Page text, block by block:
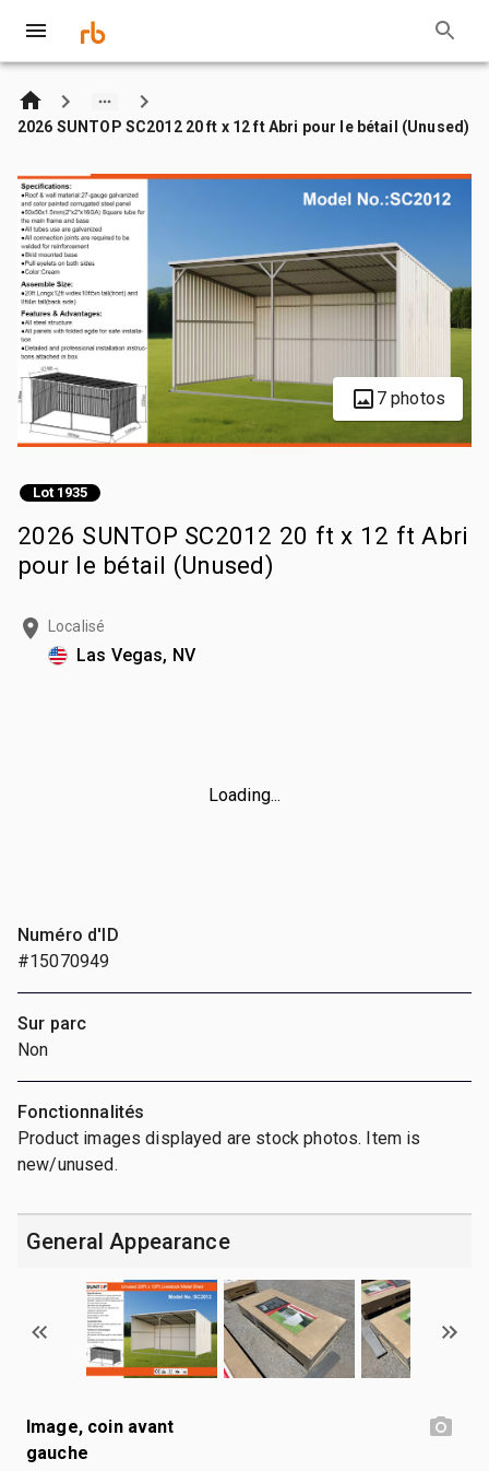
2026 SUNTOP SC2012 20 ft x 12 ft Abri pour le bétail (Unused)
7 photos
Lot 1935
2026 SUNTOP SC2012 20 ft x 12 ft Abri
pour le bétail (Unused)
Localisé
Las Vegas, NV
Loading...
Numéro d'ID
#15070949
Sur parc
Non
Fonctionnalités
Product images displayed are stock photos. Item is
new/unused.
General Appearance
Image, coin avant
gauche